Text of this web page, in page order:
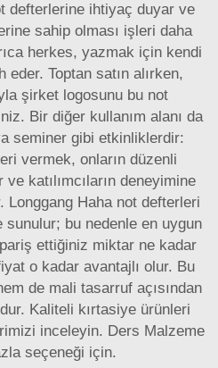
defterlerine ihtiyaç duyar ve
sahip olması işleri daha
herkes, yazmak için kendi
Toptan satın alırken,
şirket logosunu bu not
Bir diğer kullanım alanı da
seminer gibi etkinliklerdir:
vermek, onların düzenli
ve katılımcıların deneyimine
Haha not defterleri
bu nedenle en uygun
ettiğiniz miktar ne kadar
o kadar avantajlı olur. Bu
de mali tasarruf açısından
Kaliteli kırtasiye ürünleri
inceleyin. Ders Malzeme
seçeneği için.